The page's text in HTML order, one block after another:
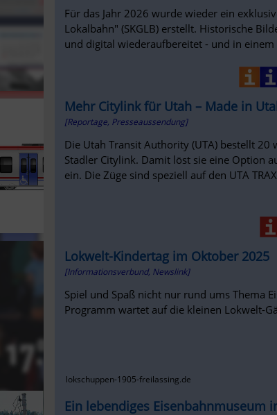
Für das Jahr 2026 wurde wieder ein
Lokalbahn" (SKGLB) erstellt. Historische
und digital wiederaufbereitet - und in
Mehr Citylink für Utah – Made in
[Reportage, Presseaussendung]
Die Utah Transit Authority (UTA) bestellt 20
Stadler Citylink. Damit löst sie eine Option
ein. Die Züge sind speziell auf den UTA
Lokwelt-Kindertag im Oktober 2025
[Informationsverbund, Newslink]
Spiel und Spaß nicht nur rund ums Thema
Programm wartet auf die kleinen Lokwelt-
lokschuppen-1905-freilassing.de
Ein lebendiges Eisenbahnmuseum